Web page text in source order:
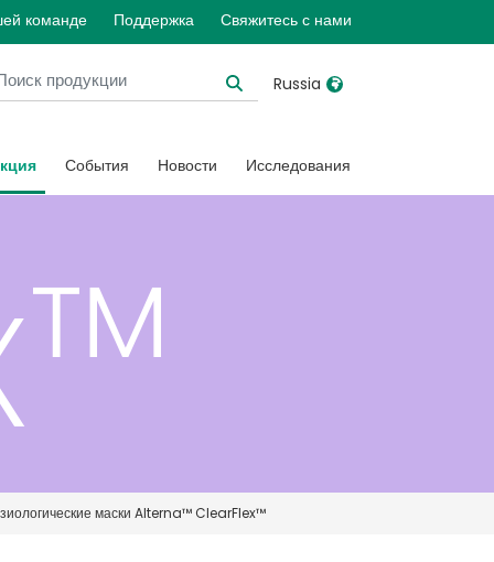
команде Поддержка Свяжитесь с нами
Russia
United States
Belgique, Français
Canada, English
Denmark
Italia
Russia
События Новости Исследования
маски Alterna™ ClearFlex™